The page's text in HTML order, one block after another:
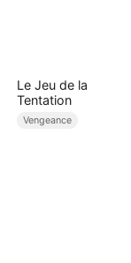
Le Jeu de la
Tentation
Vengeance